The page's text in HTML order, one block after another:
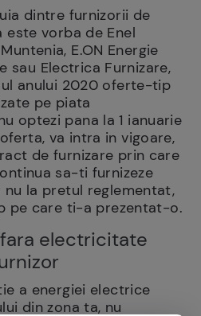
dintre furnizorii de
vorba de Enel
E.ON Energie
sau Electrica Furnizare,
anului 2020 oferte-tip
pe piata
optezi pana la 1 ianuarie
va intra in vigoare,
de furnizare prin care
sa-ti furnizeze
la pretul reglementat,
pe care ti-a prezentat-o.
electricitate
a energiei electrice
din zona ta, nu